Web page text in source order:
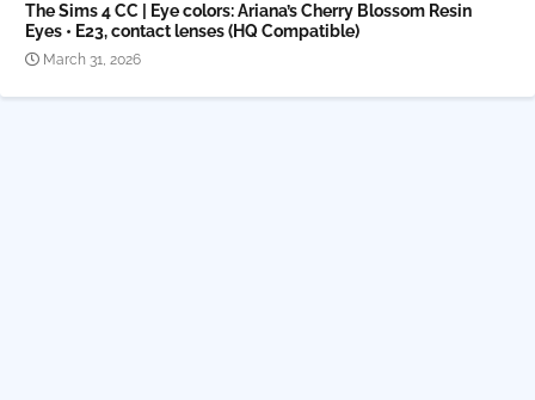
The Sims 4 CC | Eye colors: Ariana’s Cherry Blossom Resin
Eyes • E23, contact lenses (HQ Compatible)
March 31, 2026